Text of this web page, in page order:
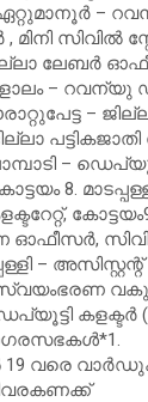
ഏറ്റുമാനൂര്‍ –
സിവില്‍
ലേബര്‍
ളാലം –
–
–
8.
–
വകുപ്പ്
19 വരെ